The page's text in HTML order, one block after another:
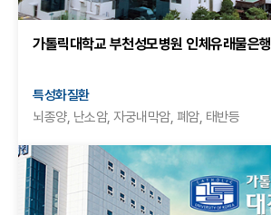
가톨릭대학교 부천성모병원 인체유래물은행
특성화질환
뇌종양, 난소암, 자궁내막암, 폐암, 태반등